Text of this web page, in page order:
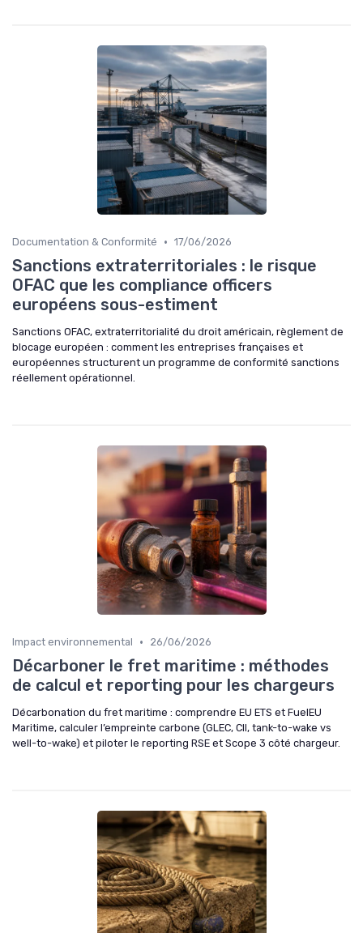
Documentation & Conformité • 17/06/2026
Sanctions extraterritoriales : le risque
OFAC que les compliance officers
européens sous-estiment
Sanctions OFAC, extraterritorialité du droit américain, règlement de
blocage européen : comment les entreprises françaises et
européennes structurent un programme de conformité sanctions
réellement opérationnel.
Impact environnemental • 26/06/2026
Décarboner le fret maritime : méthodes
de calcul et reporting pour les chargeurs
Décarbonation du fret maritime : comprendre EU ETS et FuelEU
Maritime, calculer l’empreinte carbone (GLEC, CII, tank-to-wake vs
well-to-wake) et piloter le reporting RSE et Scope 3 côté chargeur.